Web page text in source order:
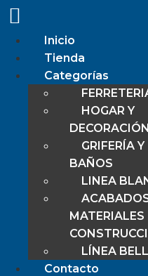
/Tienda
Blanco 20l
Blanco 20l
Inicio
Tienda
Categorías
HOGAR Y
DECORACIÓN
GRIFERÍA Y
BAÑOS
LINEA
MATERIALES
LÍNEA
Contacto